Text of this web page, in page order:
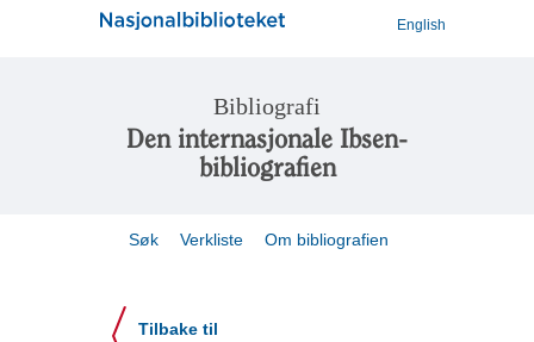
English
Bibliografi
Den internasjonale Ibsen-
bibliografien
Søk Verkliste Om bibliografien
Tilbake til